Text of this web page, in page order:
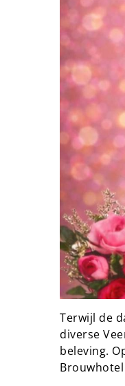
Terwijl de
diverse
beleving.